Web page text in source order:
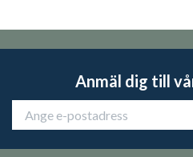
Anmäl dig till